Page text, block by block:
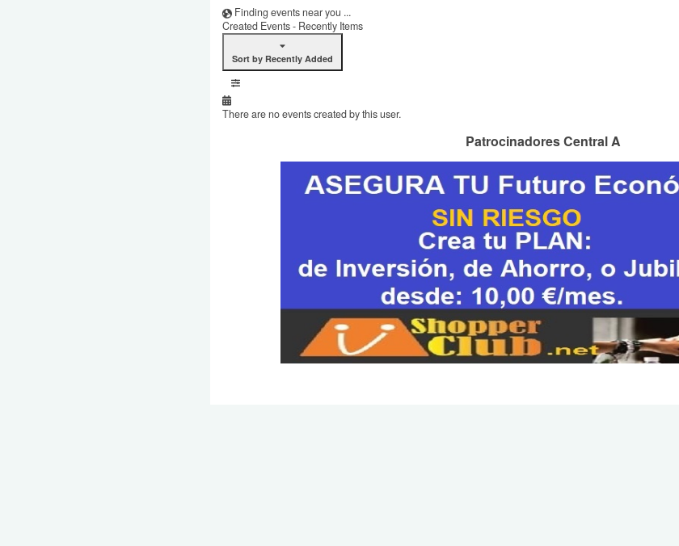
Finding events near you ...
Created Events - Recently Items
Sort by Recently Added
There are no events created by this user.
Patrocinadores Central A